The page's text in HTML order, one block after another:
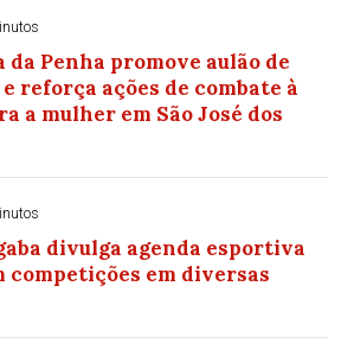
Penha promove aulão de
reforça ações de combate à
a mulher em São José dos
divulga agenda esportiva
competições em diversas